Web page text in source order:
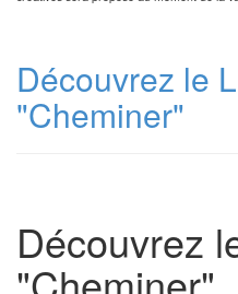
Découvrez le
"Cheminer"
Découvrez